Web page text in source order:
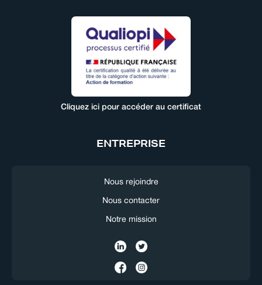
Cliquez ici pour accéder au certificat
ENTREPRISE
Nous rejoindre
Nous contacter
Notre mission